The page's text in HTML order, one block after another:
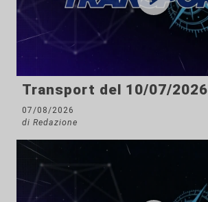
Transport del 10/07/2026
07/08/2026
di Redazione